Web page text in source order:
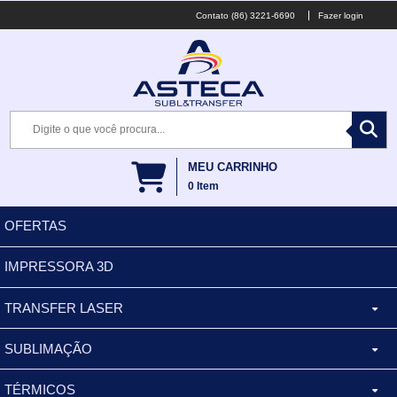
(86) 3221-6690 Fazer login
MEU CARRINHO
0 Item
OFERTAS
IMPRESSORA 3D
TRANSFER LASER
CANECA ALUMINIO
BALDES
SUBLIMAÇÃO
XÍCARA
TÉRMICOS